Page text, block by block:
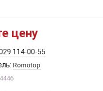
цену
114-00-55
Romotop
4446